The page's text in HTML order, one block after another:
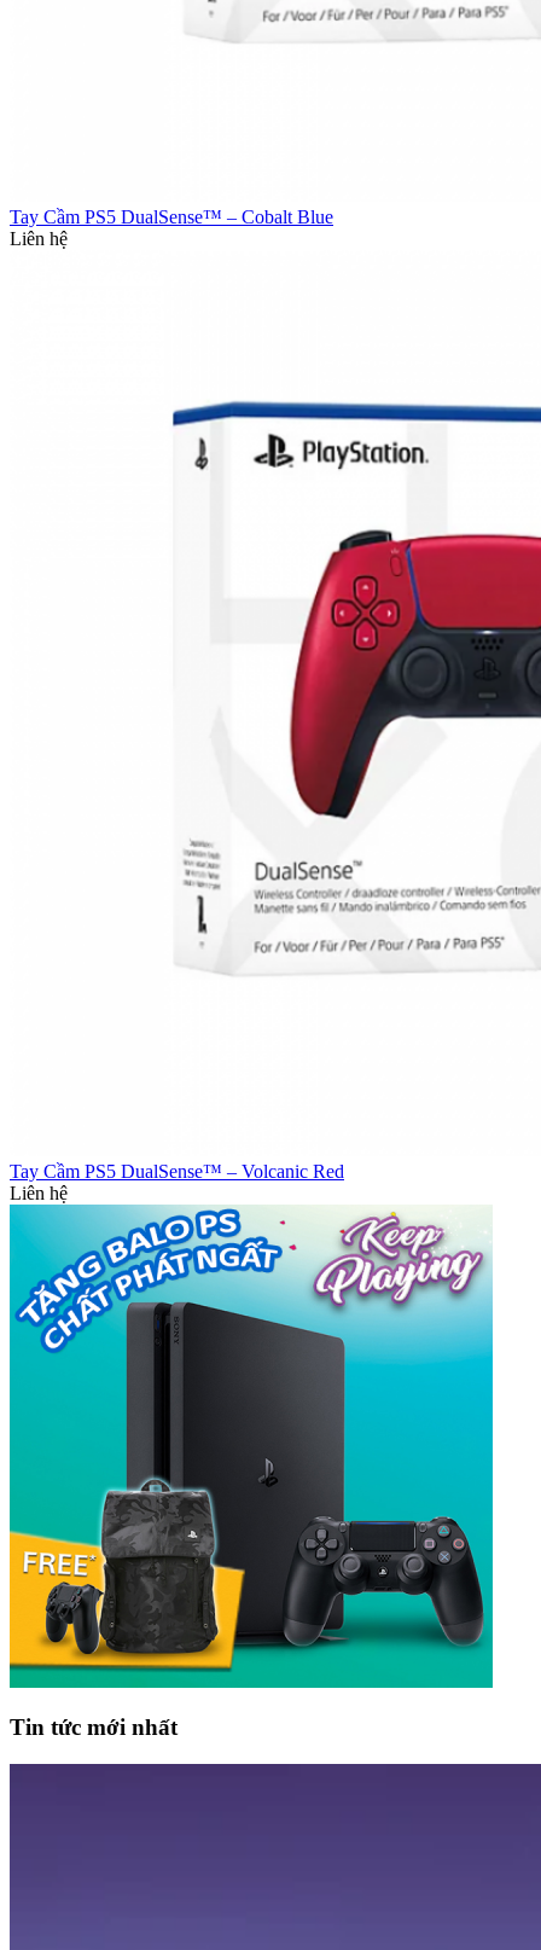
Tay Cầm PS5 DualSense™ – Cobalt Blue
Liên hệ
Tay Cầm PS5 DualSense™ – Volcanic Red
Liên hệ
Tin tức mới nhất